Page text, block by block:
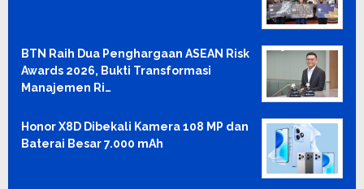
BTN Raih Dua Penghargaan ASEAN Risk
Awards 2026, Bukti Transformasi
Manajemen Ri…
Honor X8D Dibekali Kamera 108 MP dan
Baterai Besar 7.000 mAh